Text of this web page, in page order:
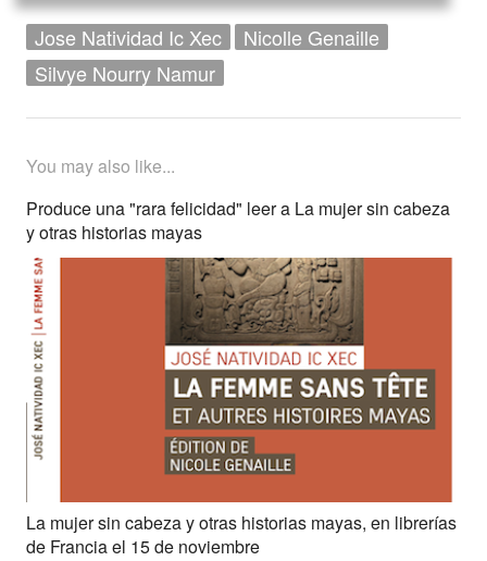
Jose Natividad Ic Xec
Nicolle Genaille
Silvye Nourry Namur
You may also like...
Produce una "rara felicidad" leer a La mujer sin cabeza
y otras historias mayas
La mujer sin cabeza y otras historias mayas, en librerías
de Francia el 15 de noviembre